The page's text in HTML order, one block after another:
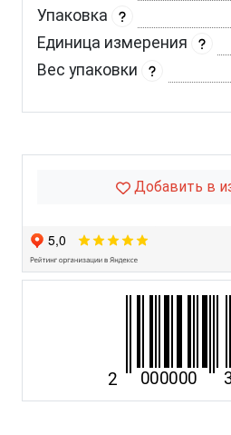
Упаковка
Единица измерения
Вес упаковки
Добавить в